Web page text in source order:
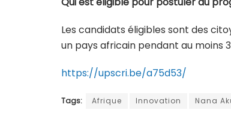
Les candidats éligibles sont des
un pays africain pendant au moins
https://upscri.be/a75d53/
Tags: Afrique Innovation Nana